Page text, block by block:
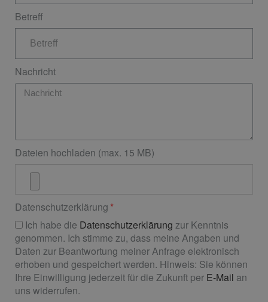
Betreff
Nachricht
Dateien hochladen (max. 15 MB)
Datenschutzerklärung
Ich habe die Datenschutzerklärung zur Kenntnis
genommen. Ich stimme zu, dass meine Angaben und
Daten zur Beantwortung meiner Anfrage elektronisch
erhoben und gespeichert werden. Hinweis: Sie können
Ihre Einwilligung jederzeit für die Zukunft per E-Mail an
uns widerrufen.